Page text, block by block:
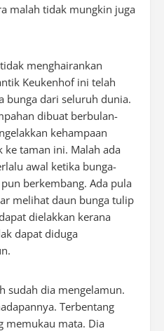
malah tidak mungkin juga
menghairankan
Keukenhof ini telah
bunga dari seluruh dunia.
dibuat berbulan-
kehampaan
ke taman ini. Malah ada
awal ketika bunga-
berkembang. Ada pula
melihat daun bunga tulip
dielakkan kerana
dapat diduga
sudah dia mengelamun.
Terbentang
memukau mata. Dia